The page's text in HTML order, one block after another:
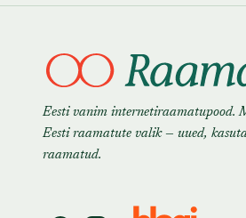
Eesti vanim internetiraamatupood.
Eesti raamatute valik — uued,
raamatud.